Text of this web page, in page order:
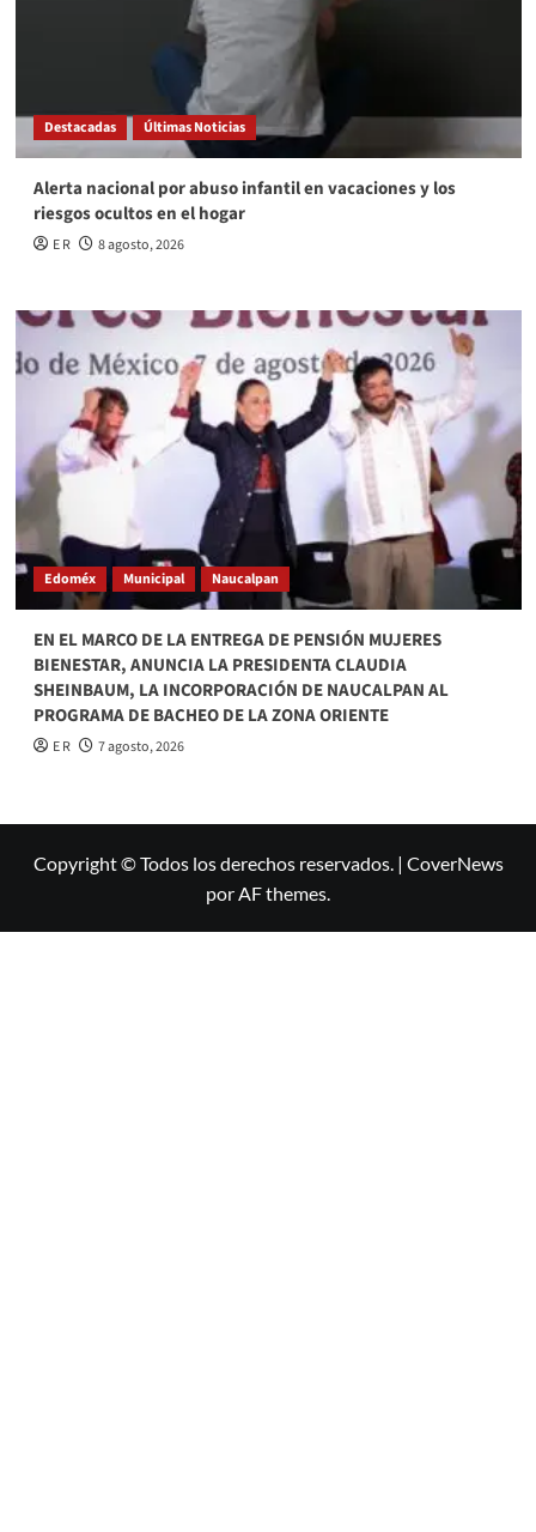
Destacadas Últimas Noticias
Alerta nacional por abuso infantil en vacaciones y los
riesgos ocultos en el hogar
E R 8 agosto, 2026
Edoméx Municipal Naucalpan
EN EL MARCO DE LA ENTREGA DE PENSIÓN MUJERES
BIENESTAR, ANUNCIA LA PRESIDENTA CLAUDIA
SHEINBAUM, LA INCORPORACIÓN DE NAUCALPAN AL
PROGRAMA DE BACHEO DE LA ZONA ORIENTE
E R 7 agosto, 2026
Copyright © Todos los derechos reservados. | CoverNews
por AF themes.